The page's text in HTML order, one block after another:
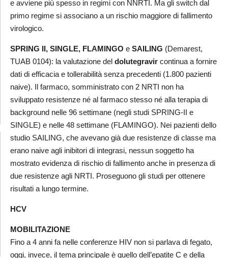
e avviene più spesso in regimi con NNRTI. Ma gli switch dal
primo regime si associano a un rischio maggiore di fallimento
virologico.
SPRING II, SINGLE, FLAMINGO e SAILING (Demarest,
TUAB 0104): la valutazione del dolutegravir continua a fornire
dati di efficacia e tollerabilità senza precedenti (1.800 pazienti
naive). Il farmaco, somministrato con 2 NRTI non ha
sviluppato resistenze né al farmaco stesso né alla terapia di
background nelle 96 settimane (negli studi SPRING-II e
SINGLE) e nelle 48 settimane (FLAMINGO). Nei pazienti dello
studio SAILING, che avevano già due resistenze di classe ma
erano naive agli inibitori di integrasi, nessun soggetto ha
mostrato evidenza di rischio di fallimento anche in presenza di
due resistenze agli NRTI. Proseguono gli studi per ottenere
risultati a lungo termine.
HCV
MOBILITAZIONE
Fino a 4 anni fa nelle conferenze HIV non si parlava di fegato,
oggi, invece, il tema principale è quello dell’epatite C e della